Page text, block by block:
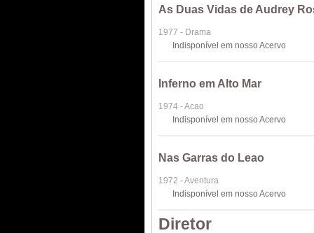
As Duas Vidas de Audrey
1977 - Drama
Indisponível em nosso Acervo
Inferno em Alto Mar
1974 - Acao
Indisponível em nosso Acervo
Nas Garras do Leao
1972 - Aventura
Indisponível em nosso Acervo
Diretor